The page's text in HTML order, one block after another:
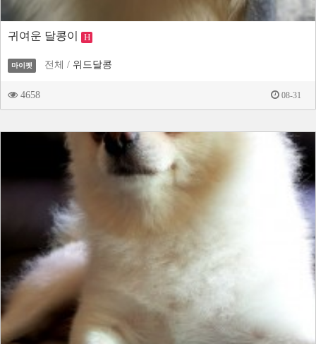
귀여운 달콩이 H
마이펫 전체 / 위드달콩
4658 08-31